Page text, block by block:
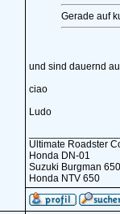
Gerade auf
und sind dauernd
ciao
Ludo
Ultimate Roadster
Honda DN-01
Suzuki Burgman
Honda NTV 650